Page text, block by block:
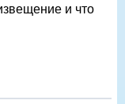
и что